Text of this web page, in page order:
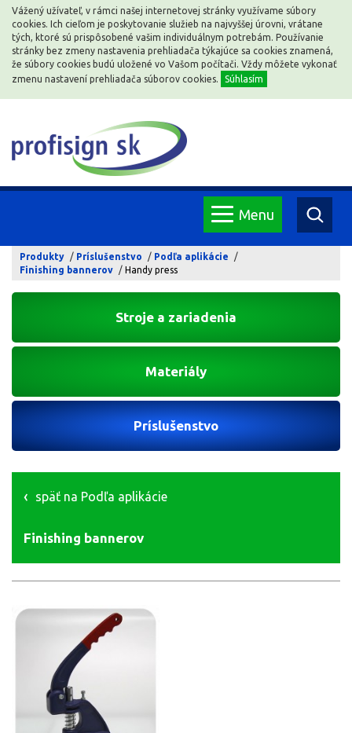
Vážený užívateľ, v rámci našej internetovej stránky využívame súbory
cookies. Ich cieľom je poskytovanie služieb na najvyššej úrovni, vrátane
tých, ktoré sú prispôsobené vašim individuálnym potrebám. Používanie
stránky bez zmeny nastavenia prehliadača týkajúce sa cookies znamená,
že súbory cookies budú uložené vo Vašom počítači. Vždy môžete vykonať
zmenu nastavení prehliadača súborov cookies.
Súhlasím
Menu
Produkty Príslušenstvo
Podľa aplikácie
Finishing bannerov
Handy press
Stroje a zariadenia
Materiály
Príslušenstvo
späť na Podľa aplikácie
Finishing bannerov